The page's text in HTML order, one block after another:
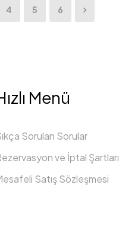
4 5 6
Menü
Sorulan Sorular
ve İptal Şartları
Satış Sözleşmesi